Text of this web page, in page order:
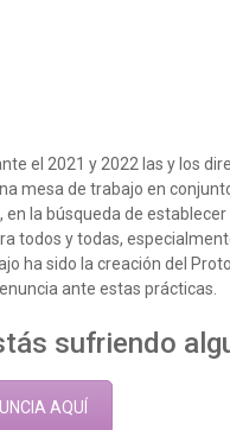
el 2021 y 2022 las y los
mesa de trabajo en
en la búsqueda de
todos y todas,
ha sido la creación del
ante estas prácticas.
sufriendo
AQUÍ